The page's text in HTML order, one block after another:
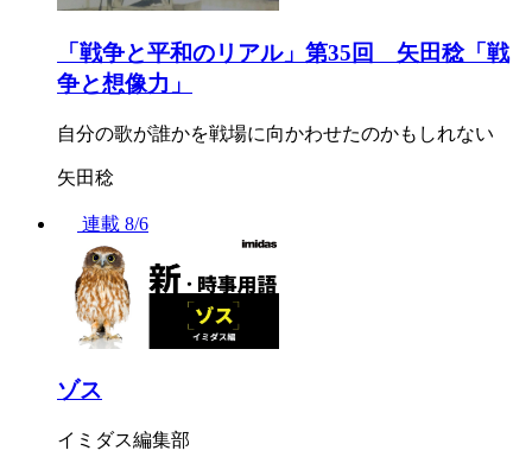
「戦争と平和のリアル」第35回 矢田稔「戦
争と想像力」
自分の歌が誰かを戦場に向かわせたのかもしれない
矢田稔
連載 8/6
ゾス
イミダス編集部